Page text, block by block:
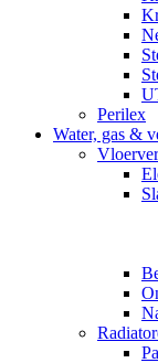
Perilex
Water, gas &